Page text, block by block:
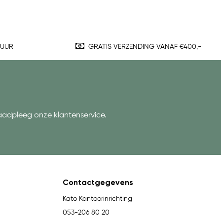
GRATIS VERZENDING VANAF €400,-
onze klantenservice.
Contactgegevens
Kato Kantoorinrichting
053-206 80 20